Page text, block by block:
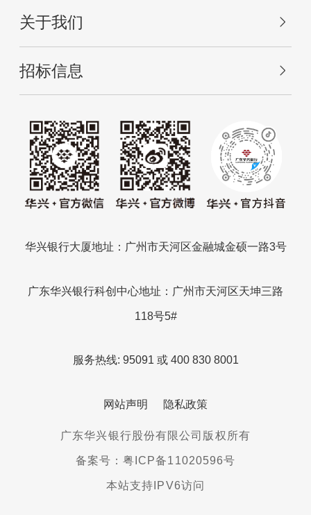
关于我们
招标信息
华兴银行大厦地址：广州市天河区金融城金硕一路3号
广东华兴银行科创中心地址：广州市天河区天坤三路
118号5#
服务热线: 95091 或 400 830 8001
网站声明 隐私政策
广东华兴银行股份有限公司版权所有
备案号：粤ICP备11020596号
本站支持IPV6访问